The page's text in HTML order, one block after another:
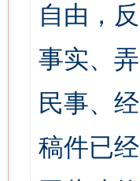
自由，
事实、
民事、
稿件已